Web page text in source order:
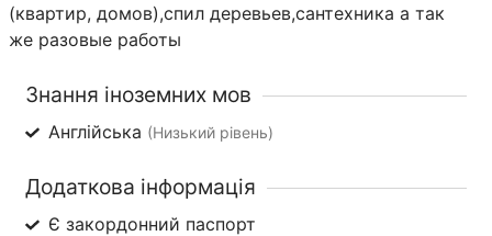
(квартир, домов),спил деревьев,сантехника а так
же разовые работы
Знання іноземних мов
Англійська (Низький рівень)
Додаткова інформація
Є закордонний паспорт